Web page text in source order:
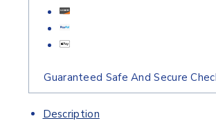
Guaranteed Safe And Secure
Description